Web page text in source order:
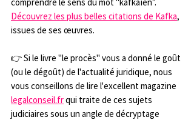
Découvrez les plus belles citations de Kafka,
issues de ses œuvres.
👉 Si le livre "le procès" vous a donné le goût
(ou le dégoût) de l'actualité juridique, nous
vous conseillons de lire l'excellent magazine
legalconseil.fr qui traite de ces sujets
judiciaires sous un angle de décryptage